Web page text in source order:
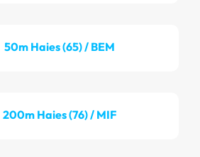
50m Haies (65) / BEM
200m Haies (76) / MIF